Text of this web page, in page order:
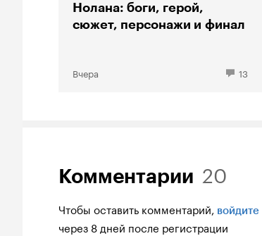
Нолана: боги, герой,
сюжет, персонажи и финал
Вчера 13
Комментарии 20
Чтобы оставить комментарий, войдите
через 8 дней после регистрации